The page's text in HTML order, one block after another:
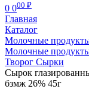
0 000 ₽
Главная
Каталог
Молочные
Молочные
Творог Сырки
Сырок
бзмж 26% 45г